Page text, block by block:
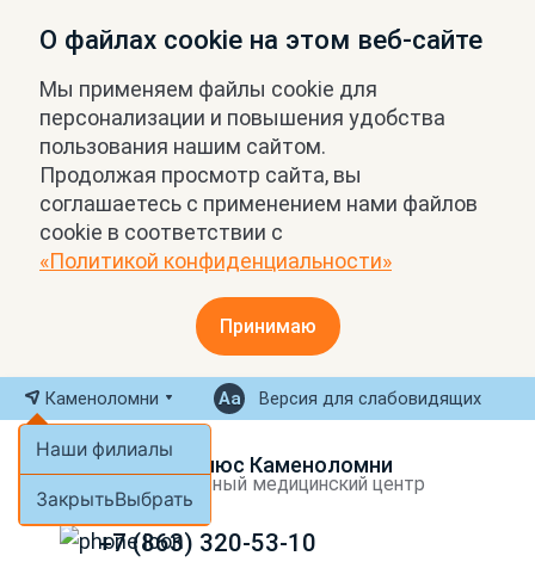
О файлах cookie на этом веб-сайте
Мы применяем файлы cookie для
персонализации и повышения удобства
пользования нашим сайтом.
Продолжая просмотр сайта, вы
соглашаетесь с применением нами файлов
cookie в соответствии с
«Политикой конфиденциальности»
Принимаю
Каменоломни
Наши филиалы
ЗакрытьВыбрать
Версия для слабовидящих
МРТ Плюс Каменоломни
Экспертный медицинский центр
+7 (863) 320-53-10